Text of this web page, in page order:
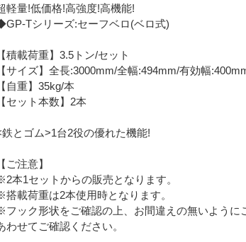
軽量!低価格!高強度!高機能!
Tシリーズ:セーフベロ(ベロ式)
【積載荷重】3.5トン/セット
【サイズ】全長:3000mm/全幅:494mm/有効幅
【自重】35kg/本
【セット本数】2本
鉄とゴム>1台2役の優れた機能!
【ご注意】
本1セットからの販売となります。
搭載荷重は2本使用時となります。
フック形状をご確認の上、お間違えの無いように
わせてご確認ください。